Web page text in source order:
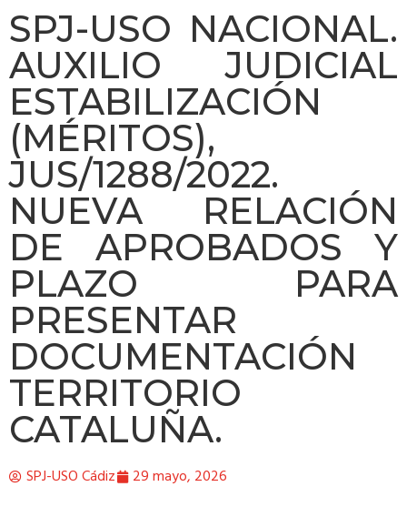
SPJ-USO NACIONAL.
AUXILIO JUDICIAL
ESTABILIZACIÓN
(MÉRITOS),
JUS/1288/2022.
NUEVA RELACIÓN
DE APROBADOS Y
PLAZO PARA
PRESENTAR
DOCUMENTACIÓN
TERRITORIO
CATALUÑA.
SPJ-USO Cádiz 29 mayo, 2026